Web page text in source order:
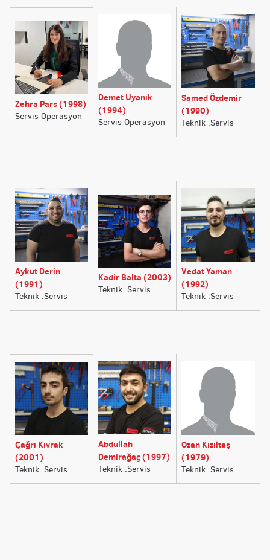
Zehra Pars (1998)
Servis Operasyon
Demet Uyanık
(1994)
Servis Operasyon
Samed Özdemir
(1990)
Teknik .Servis
Aykut Derin
(1991)
Teknik .Servis
Kadir Balta (2003)
Teknik .Servis
Vedat Yaman
(1992)
Teknik .Servis
Çağrı Kıvrak
(2001)
Teknik .Servis
Abdullah
Demirağaç (1997)
Teknik .Servis
Ozan Kızıltaş
(1979)
Teknik .Servis